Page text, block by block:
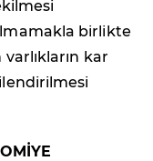
birlikte
kar